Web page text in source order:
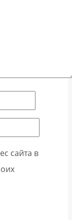
сайта в